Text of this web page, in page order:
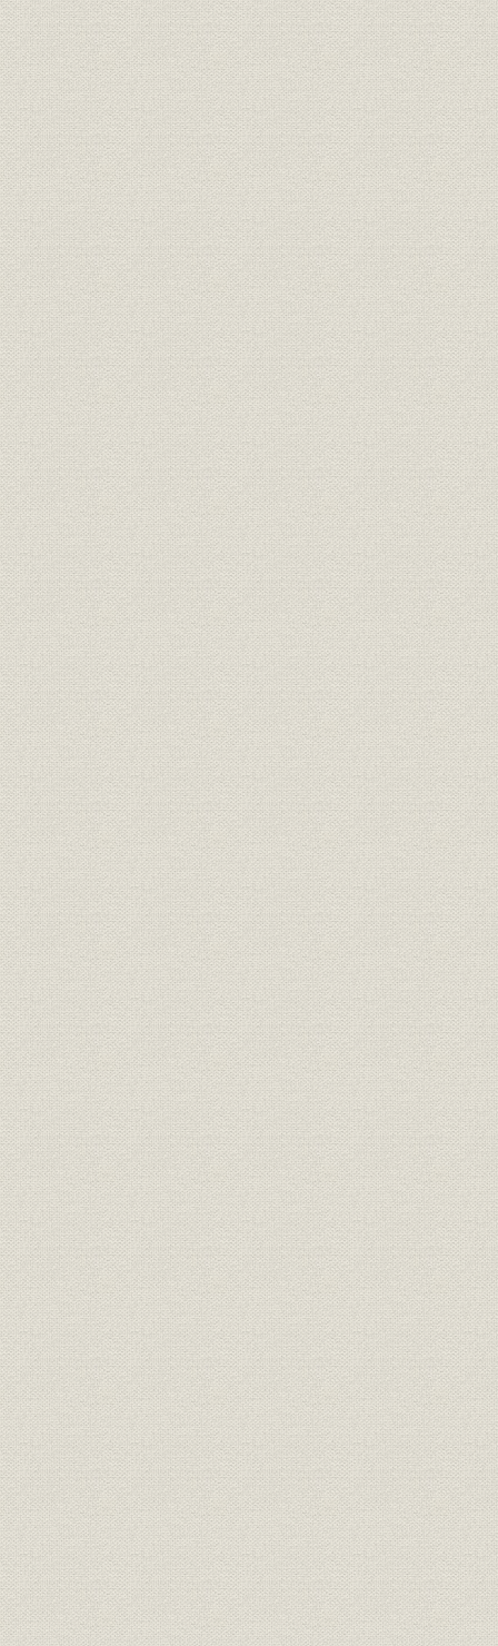
(1) 「日本開発銀行の使命と運営について」
(2) 開銀法の改正
(3) 復興金融金庫の承継
(4) 見返資金の承継と中小企業・農林漁業関係業務の分離
第3節 初期の政策金融
1. 日本開発銀行の組織と人事
(1) 設立準備と職員の採用
(2) 設立時の組織構造
(3) 復金の承継と組織改革
2. 融資決定の仕組み
(1) 予算要求と貸付計画の策定
(2) 融資決定手続の概要
(3) 運用基本方針と融資推薦
(4) 受付と審査
(5) 審査部の組織と人材形成
(6) 事後監査
3. 融資方針と融資実績
(1) 1951年度運用基本方針
(2) 1952年度運用基本方針
(3) 1953年度運用基本方針
(4) 1954年度運用基本方針
(5) 1955年度運用基本方針
(6) 金利
(7) 融資期間
4. 政策金融の効果と経営実績
(1) 開銀資金の配分
(2) 電力業
(3) 海運業
(4) 石炭鉱業
(5) 鉄鋼業
(6) 合成繊維工業
(7) 経済援助資金融資
(8) 外貨関係融資
(9) 開銀の経営成果
第2章 高度成長の基盤整備と融資活動の拡大(1956~65年度)
第1節 高度経済成長の進展と開放経済への移行